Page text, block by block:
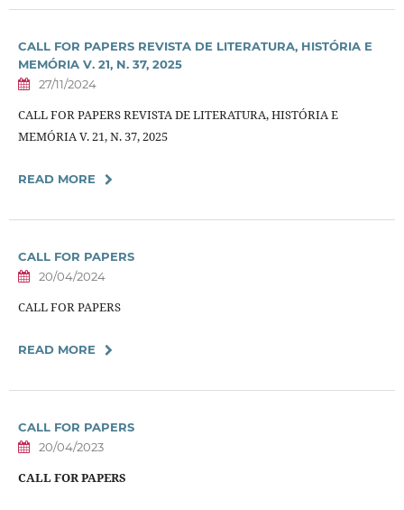
CALL FOR PAPERS REVISTA DE LITERATURA, HISTÓRIA E
MEMÓRIA V. 21, N. 37, 2025
27/11/2024
CALL FOR PAPERS REVISTA DE LITERATURA, HISTÓRIA E
MEMÓRIA V. 21, N. 37, 2025
READ MORE
CALL FOR PAPERS
20/04/2024
CALL FOR PAPERS
READ MORE
CALL FOR PAPERS
20/04/2023
CALL FOR PAPERS